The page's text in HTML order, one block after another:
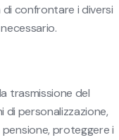
confrontare i diversi
trasmissione del
di personalizzazione,
pensione, proteggere i